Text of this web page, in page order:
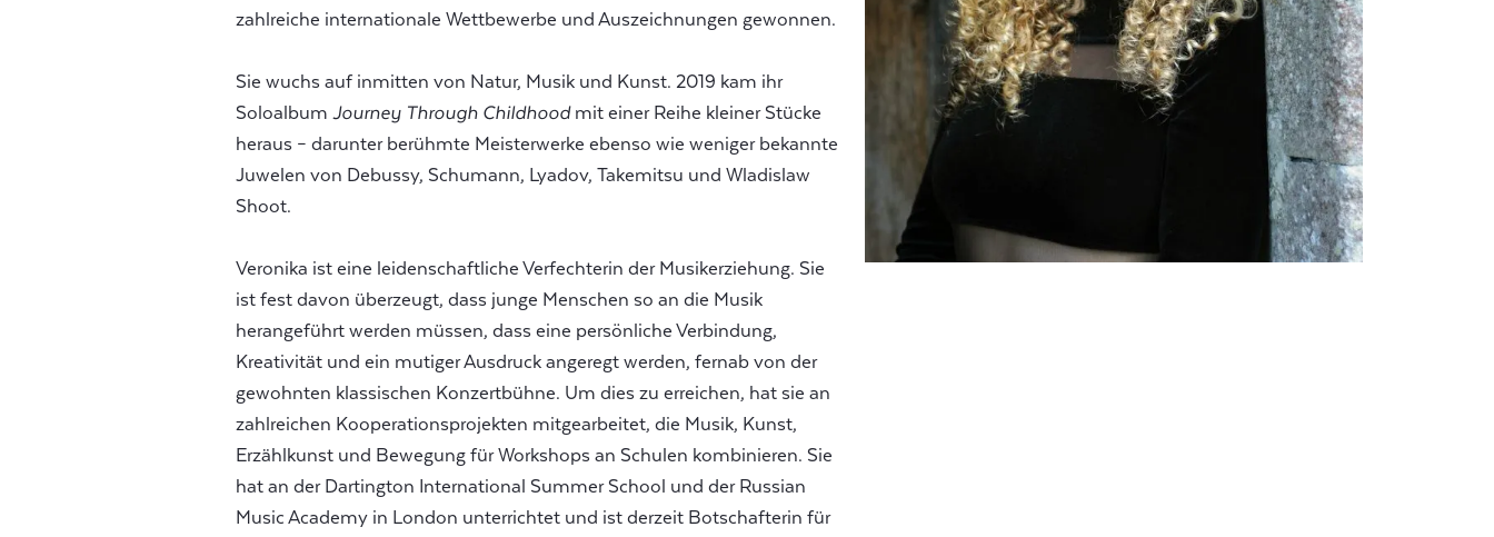
zahlreiche internationale Wettbewerbe und Auszeichnungen gewonnen.
Sie wuchs auf inmitten von Natur, Musik und Kunst. 2019 kam ihr
SoloalbumJourney Through Childhoodmit einer Reihe kleiner Stücke
heraus – darunter berühmte Meisterwerke ebenso wie weniger bekannte
Juwelen von Debussy, Schumann, Lyadov, Takemitsu und Wladislaw
Shoot.
Veronika ist eine leidenschaftliche Verfechterin der Musikerziehung. Sie
ist fest davon überzeugt, dass junge Menschen so an die Musik
herangeführt werden müssen, dass eine persönliche Verbindung,
Kreativität und ein mutiger Ausdruck angeregt werden, fernab von der
gewohnten klassischen Konzertbühne. Um dies zu erreichen, hat sie an
zahlreichen Kooperationsprojekten mitgearbeitet, die Musik, Kunst,
Erzählkunst und Bewegung für Workshops an Schulen kombinieren. Sie
hat an der Dartington International Summer School und der Russian
Music Academy in London unterrichtet und ist derzeit Botschafterin für